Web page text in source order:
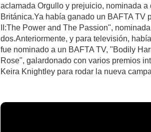
aclamada Orgullo y prejuicio, nominada
Británica.Ya había ganado un BAFTA
II:The Power and The Passion",
dos.Anteriormente, y para televisión,
fue nominado a un BAFTA TV, "Bodily
Rose", galardonado con varios premios
Keira Knightley para rodar la nueva